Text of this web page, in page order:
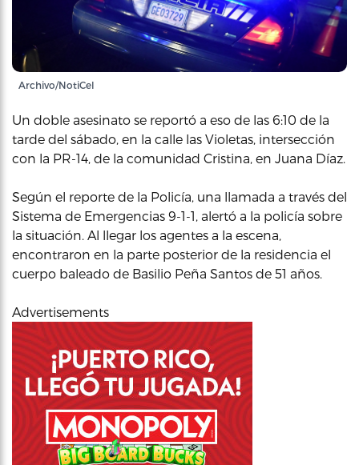
Archivo/NotiCel
Un doble asesinato se reportó a eso de las 6:10 de la
tarde del sábado, en la calle las Violetas, intersección
con la PR-14, de la comunidad Cristina, en Juana Díaz.
Según el reporte de la Policía, una llamada a través del
Sistema de Emergencias 9-1-1, alertó a la policía sobre
la situación. Al llegar los agentes a la escena,
encontraron en la parte posterior de la residencia el
cuerpo baleado de Basilio Peña Santos de 51 años.
Advertisements